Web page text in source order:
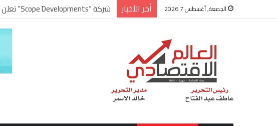
الجمعة, أغسطس 7 2026 أخر الأخبار شركة “Scope Developments” تعلن تولي أحمد كمال عيسى منصب الرئيس التنفيذي للقطاع التجاري